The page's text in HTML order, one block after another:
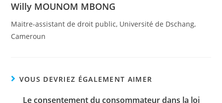
Willy MOUNOM MBONG
Maitre-assistant de droit public, Université de Dschang,
Cameroun
VOUS DEVRIEZ ÉGALEMENT AIMER
Le consentement du consommateur dans la loi